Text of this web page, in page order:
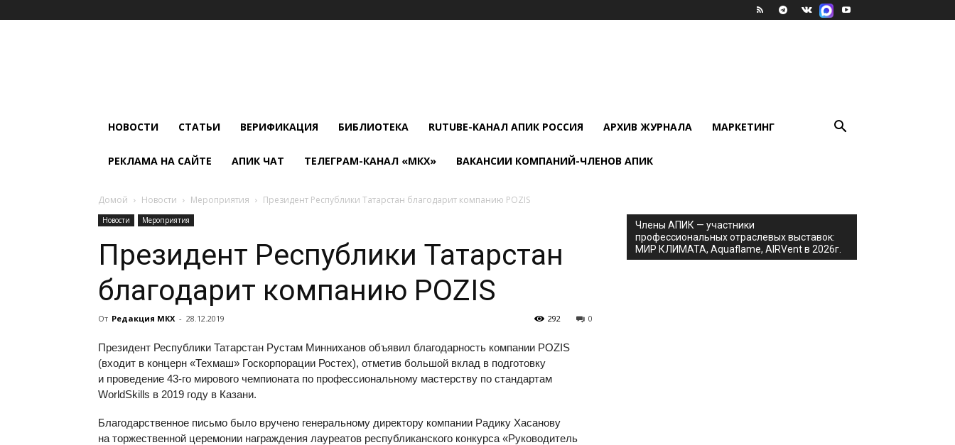
НОВОСТИ СТАТЬИ ВЕРИФИКАЦИЯ БИБЛИОТЕКА RUTUBE-КАНАЛ АПИК РОССИЯ АРХИВ ЖУРНАЛА МАРКЕТИНГ
РЕКЛАМА НА САЙТЕ АПИК ЧАТ ТЕЛЕГРАМ-КАНАЛ «МКХ» ВАКАНСИИ КОМПАНИЙ-ЧЛЕНОВ АПИК
Домой Новости Мероприятия Президент Республики Татарстан благодарит компанию POZIS
Новости Мероприятия
Президент Республики Татарстан
благодарит компанию POZIS
От Редакция МКХ - 28.12.2019 0
292
Президент Республики Татарстан Рустам Минниханов объявил благодарность компании POZIS
(входит в концерн «Техмаш» Госкорпорации Ростех), отметив большой вклад в подготовку
и проведение 43-го мирового чемпионата по профессиональному мастерству по стандартам
WorldSkills в 2019 году в Казани.
Благодарственное письмо было вручено генеральному директору компании Радику Хасанову
на торжественной церемонии награждения лауреатов республиканского конкурса «Руководитель
Члены АПИК — участники
профессиональных отраслевых выставок:
МИР КЛИМАТА, Aquaflame, AIRVent в 2026г.